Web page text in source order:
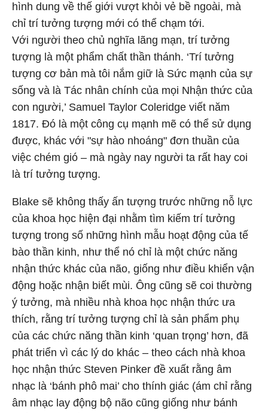
hình dung về thế giới vượt khỏi vẻ bề ngoài, mà
chỉ trí tưởng tượng mới có thể chạm tới.
Với người theo chủ nghĩa lãng mạn, trí tưởng
tượng là một phẩm chất thần thánh. ‘Trí tưởng
tượng cơ bản mà tôi nắm giữ là Sức mạnh của sự
sống và là Tác nhân chính của mọi Nhận thức của
con người,’ Samuel Taylor Coleridge viết năm
1817. Đó là một công cụ mạnh mẽ có thể sử dụng
được, khác với "sự hào nhoáng" đơn thuần của
việc chém gió – mà ngày nay người ta rất hay coi
là trí tưởng tượng.
Blake sẽ không thấy ấn tượng trước những nỗ lực
của khoa học hiện đại nhằm tìm kiếm trí tưởng
tượng trong số những hình mẫu hoạt động của tế
bào thần kinh, như thể nó chỉ là một chức năng
nhận thức khác của não, giống như điều khiển vận
động hoặc nhận biết mùi. Ông cũng sẽ coi thường
ý tưởng, mà nhiều nhà khoa học nhận thức ưa
thích, rằng trí tưởng tượng chỉ là sản phẩm phụ
của các chức năng thần kinh ‘quan trọng’ hơn, đã
phát triển vì các lý do khác – theo cách nhà khoa
học nhận thức Steven Pinker đề xuất rằng âm
nhạc là ‘bánh phô mai’ cho thính giác (ám chỉ rằng
âm nhạc lay động bộ não cũng giống như bánh